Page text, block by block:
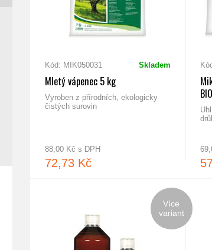
Kód: MIK050031 Skladem
Mletý vápenec 5 kg
Vyroben z přírodních, ekologicky
čistých surovin
88,00 Kč s DPH
72,73 Kč
Více
variant